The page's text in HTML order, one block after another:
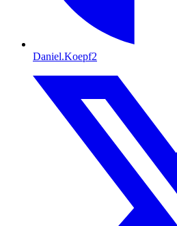
Daniel.Koepf2